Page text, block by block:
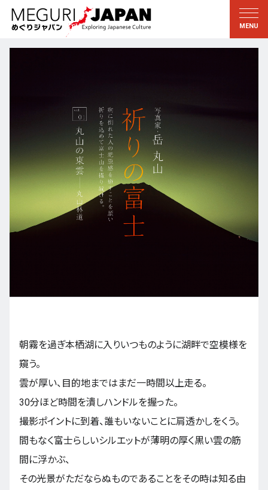
地域をめぐる
京都・奈良
文化をめぐる
伝承
芸術・芸能
もの作り
自然
暦と暮らし
EN ZH KO ES
朝霧を過ぎ本栖湖に入りいつものように湖畔で空模様を
窺う。
雲が厚い、目的地まではまだ一時間以上走る。
30分ほど時間を潰しハンドルを握った。
撮影ポイントに到着、誰もいないことに肩透かしをくう。
間もなく富士らしいシルエットが薄明の厚く黒い雲の筋
間に浮かぶ、
その光景がただならぬものであることをその時は知る由